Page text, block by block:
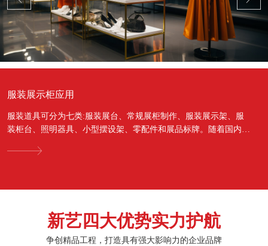
服装展示柜应用
服装道具可分为七类:服装展台、常规展柜制作、服装展示架、服
装柜台、照明器具、小型摆设架、零配件和展品标牌。随着国内经
新艺四大优势实力护航
争创精品工程，打造具有强大影响力的企业品牌